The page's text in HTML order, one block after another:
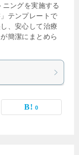
ングを実施する
テンプレートで
、安心して治療
簡潔にまとめら
0